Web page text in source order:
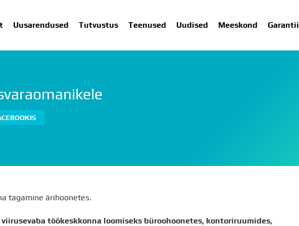
Uusarendused Tutvustus Teenused Uudised Meeskond Garantii
TUTVUSTUS
tagamine ärihoonetes.
töökeskkonna loomiseks büroohoonetes, kontoriruumides,